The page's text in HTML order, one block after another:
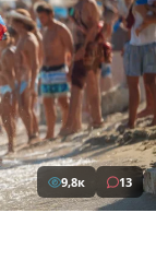
9,8к 13